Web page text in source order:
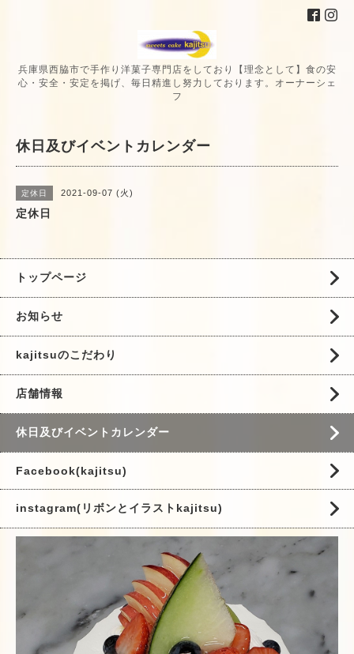
兵庫県西脇市で手作り洋菓子専門店をしており【理念として】食の安
心・安全・安定を掲げ、毎日精進し努力しております。オーナーシェ
フ
休日及びイベントカレンダー
定休日 2021-09-07 (火)
定休日
トップページ
お知らせ
kajitsuのこだわり
店舗情報
休日及びイベントカレンダー
Facebook(kajitsu)
instagram(リボンとイラストkajitsu)